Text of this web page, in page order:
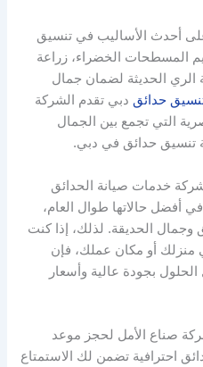
أحدث الأساليب في تنسيق
المسطحات الخضراء، زراعة
الري الحديثة لضمان جمال
حدائق دبي تقدم الشركة
التي تجمع بين الجمال
تنسيق حدائق في دبي.
خدمات صيانة الحدائق
أفضل حالاتها طوال العام،
الحديقة. لذلك، إذا كنت
أو مكان عملك، فإن
بجودة عالية وأسعار
صناع الأمل لحجز موعد
احترافية تضمن لك الاستمتاع